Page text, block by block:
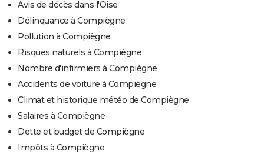
Avis de décès dans l'Oise
Délinquance à Compiègne
Pollution à Compiègne
Risques naturels à Compiègne
Nombre d'infirmiers à Compiègne
Accidents de voiture à Compiègne
Climat et historique météo de Compiègne
Salaires à Compiègne
Dette et budget de Compiègne
Impôts à Compiègne